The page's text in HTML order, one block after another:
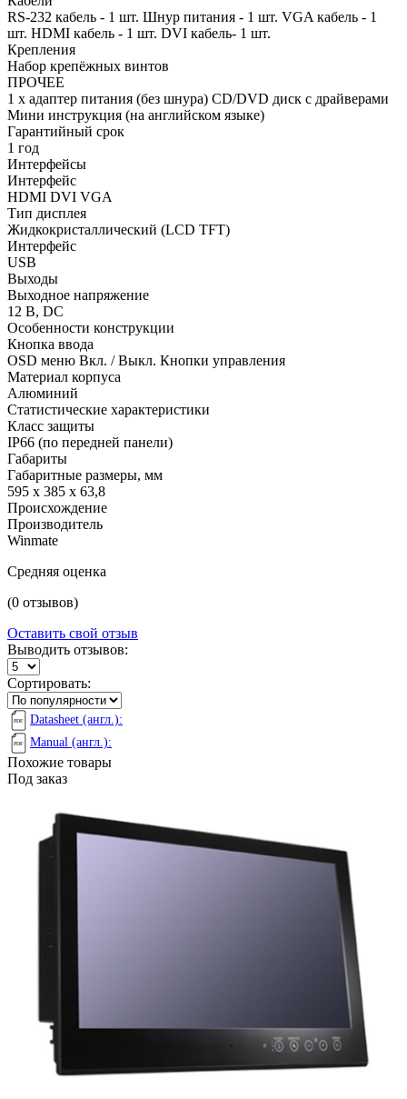
RS-232 кабель - 1 шт. Шнур питания - 1 шт. VGA кабель - 1
шт. HDMI кабель - 1 шт. DVI кабель- 1 шт.
Крепления
Набор крепёжных винтов
ПРОЧЕЕ
1 х адаптер питания (без шнура) CD/DVD диск с драйверами
Мини инструкция (на английском языке)
Гарантийный срок
1 год
Интерфейсы
Интерфейс
HDMI DVI VGA
Тип дисплея
Жидкокристаллический (LCD TFT)
Интерфейс
USB
Выходы
Выходное напряжение
12 В, DC
Особенности конструкции
Кнопка ввода
OSD меню Вкл. / Выкл. Кнопки управления
Материал корпуса
Алюминий
Статистические характеристики
Класс защиты
IP66 (по передней панели)
Габариты
Габаритные размеры, мм
595 х 385 х 63,8
Происхождение
Производитель
Winmate
Средняя оценка
(0 отзывов)
Оставить свой отзыв
Выводить отзывов:
Сортировать:
Datasheet (англ.):
Manual (англ.):
Похожие товары
Под заказ